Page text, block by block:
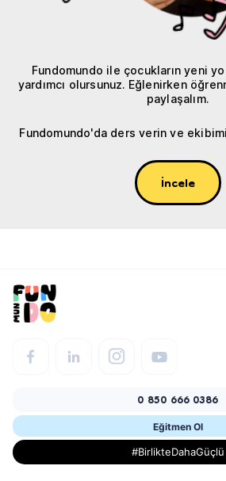
Fundomundo ile çocukların yeni
yardımcı olursunuz. Eğlenirken
paylaşalım.
Fundomundo'da ders verin ve
İncele
0 850 666 0386
Eğitmen Ol
#BirlikteDahaGüçlü